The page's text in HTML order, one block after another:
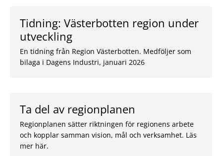
Tidning: Västerbotten region under
utveckling
En tidning från Region Västerbotten. Medföljer som
bilaga i Dagens Industri, januari 2026
Ta del av regionplanen
Regionplanen sätter riktningen för regionens arbete
och kopplar samman vision, mål och verksamhet. Läs
mer här.